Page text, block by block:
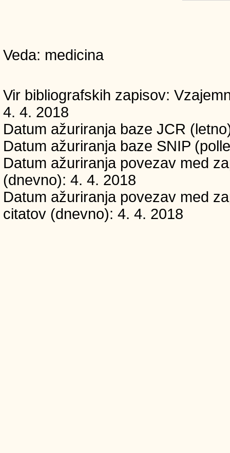
Veda: medicina
Vir bibliografskih zapisov:
4. 4. 2018
Datum ažuriranja baze JCR
Datum ažuriranja baze SNIP
Datum ažuriranja povezav med
(dnevno): 4. 4. 2018
Datum ažuriranja povezav med
citatov (dnevno): 4. 4. 2018